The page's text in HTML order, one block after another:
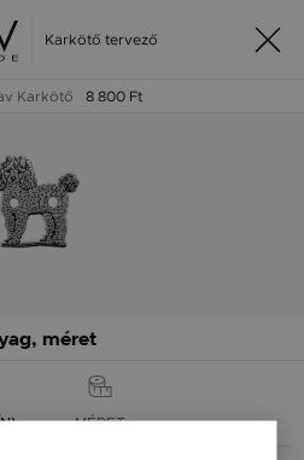
Karkötő tervező
Karkötő 8 800 Ft
méret
MÉRET